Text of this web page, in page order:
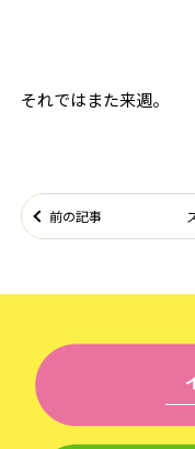
それではまた来週。
前の記事